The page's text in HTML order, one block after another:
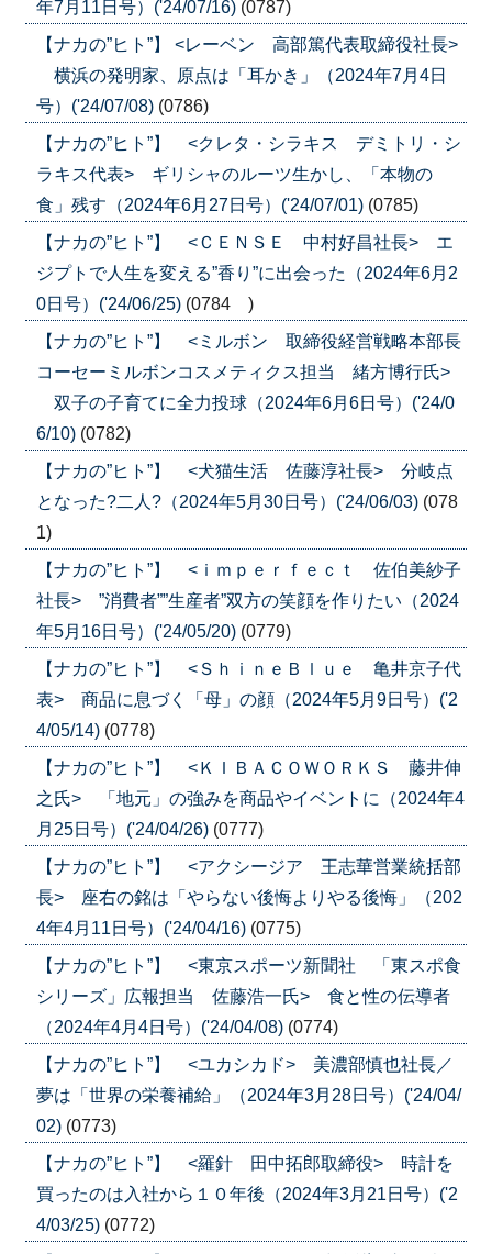
年7月11日号）('24/07/16) (0787)
【ナカの”ヒト”】 <レーベン 高部篤代表取締役社長>
横浜の発明家、原点は「耳かき」（2024年7月4日
号）('24/07/08) (0786)
【ナカの”ヒト”】 <クレタ・シラキス デミトリ・シ
ラキス代表> ギリシャのルーツ生かし、「本物の
食」残す（2024年6月27日号）('24/07/01) (0785)
【ナカの”ヒト”】 <ＣＥＮＳＥ 中村好昌社長> エ
ジプトで人生を変える”香り”に出会った（2024年6月2
0日号）('24/06/25) (0784 )
【ナカの”ヒト”】 <ミルボン 取締役経営戦略本部長
コーセーミルボンコスメティクス担当 緒方博行氏>
双子の子育てに全力投球（2024年6月6日号）('24/0
6/10) (0782)
【ナカの”ヒト”】 <犬猫生活 佐藤淳社長> 分岐点
となった?二人?（2024年5月30日号）('24/06/03) (078
1)
【ナカの”ヒト”】 <ｉｍｐｅｒｆｅｃｔ 佐伯美紗子
社長> ”消費者””生産者”双方の笑顔を作りたい（2024
年5月16日号）('24/05/20) (0779)
【ナカの”ヒト”】 <ＳｈｉｎｅＢｌｕｅ 亀井京子代
表> 商品に息づく「母」の顔（2024年5月9日号）('2
4/05/14) (0778)
【ナカの”ヒト”】 <ＫＩＢＡＣＯＷＯＲＫＳ 藤井伸
之氏> 「地元」の強みを商品やイベントに（2024年4
月25日号）('24/04/26) (0777)
【ナカの”ヒト”】 <アクシージア 王志華営業統括部
長> 座右の銘は「やらない後悔よりやる後悔」（202
4年4月11日号）('24/04/16) (0775)
【ナカの”ヒト”】 <東京スポーツ新聞社 「東スポ食
シリーズ」広報担当 佐藤浩一氏> 食と性の伝導者
（2024年4月4日号）('24/04/08) (0774)
【ナカの”ヒト”】 <ユカシカド> 美濃部慎也社長／
夢は「世界の栄養補給」（2024年3月28日号）('24/04/
02) (0773)
【ナカの”ヒト”】 <羅針 田中拓郎取締役> 時計を
買ったのは入社から１０年後（2024年3月21日号）('2
4/03/25) (0772)